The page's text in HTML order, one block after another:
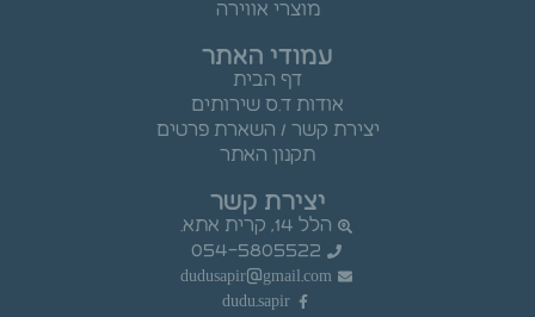
מוצרי אווירה
עמודי האתר
דף הבית
אודות ד.ס שירותים
יצירת קשר / השארת פרטים
תקנון האתר
יצירת קשר
הלל 14, קרית אתא.
054-5805522
dudusapir@gmail.com
dudu.sapir